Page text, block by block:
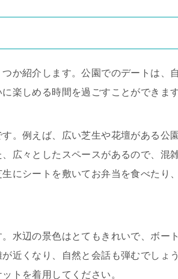
か紹介します。公園でのデートは、
楽しめる時間を過ごすことができます
。例えば、広い芝生や花壇がある公
広々としたスペースがあるので、混
にシートを敷いてお弁当を食べたり
水辺の景色はとてもきれいで、ボー
近くなり、自然と会話も弾むでしょ
トを着用してください。